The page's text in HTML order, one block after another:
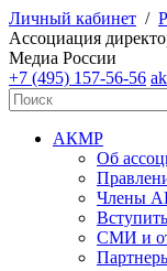
Личный кабинет /
Ассоциация
Медиа России
+7 (495) 157-56-56
АКМР
Об
Члены
СМИ и